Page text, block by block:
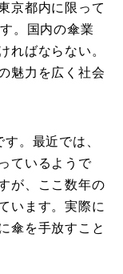
京都内に限って
。国内の傘業
ればならない。
魅力を広く社会
。最近では、
ているようで
が、ここ数年の
います。実際に
傘を手放すこと